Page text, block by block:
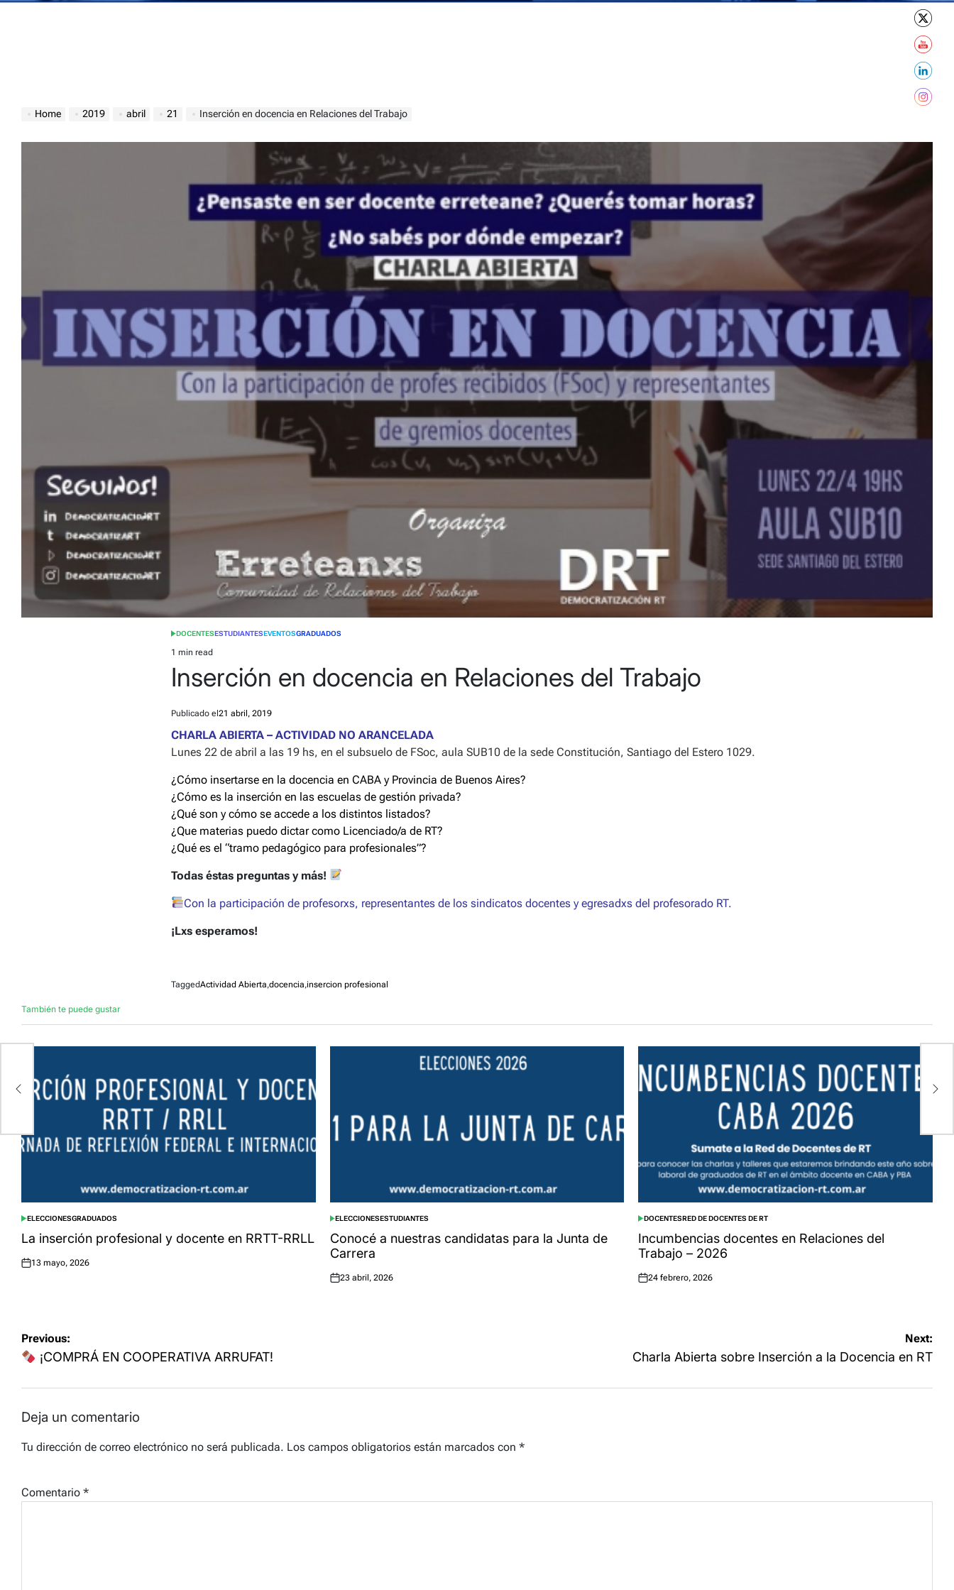
Home 2019 abril 21 Inserción en docencia en Relaciones del Trabajo
POSTED
IN
DOCENTESESTUDIANTESEVENTOSGRADUADOS
Estimated
read
1 min read
Inserción en docencia en Relaciones del Trabajo
Publicado el21 abril, 2019
CHARLA ABIERTA – ACTIVIDAD NO ARANCELADA
Lunes 22 de abril a las 19 hs, en el subsuelo de FSoc, aula SUB10 de la sede Constitución, Santiago del Estero 1029.
¿Cómo insertarse en la docencia en CABA y Provincia de Buenos Aires?
¿Cómo es la inserción en las escuelas de gestión privada?
¿Qué son y cómo se accede a los distintos listados?
¿Que materias puedo dictar como Licenciado/a de RT?
¿Qué es el “tramo pedagógico para profesionales”?
Todas éstas preguntas y más!
Con la participación de profesorxs, representantes de los sindicatos docentes y egresadxs del profesorado RT.
¡Lxs esperamos!
TaggedActividad Abierta,docencia,insercion profesional
También te puede gustar
POSTED
IN
ELECCIONESGRADUADOS
La inserción profesional y docente en RRTT-RRLL
Posted
13 mayo, 2026
POSTED
IN
ELECCIONESESTUDIANTES
Conocé a nuestras candidatas para la Junta de
Carrera
Posted
23 abril, 2026
POSTED
IN
DOCENTESRED DE DOCENTES DE RT
Incumbencias docentes en Relaciones del
Trabajo – 2026
Posted
24 febrero, 2026
Navegación
de
Previous:
¡COMPRÁ EN COOPERATIVA ARRUFAT!
Next:
Charla Abierta sobre Inserción a la Docencia en RT
Deja un comentario
Tu dirección de correo electrónico no será publicada. Los campos obligatorios están marcados con *
Comentario *